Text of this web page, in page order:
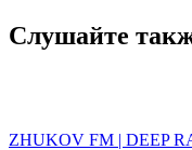
Слушайте
ZHUKOV FM | DEEP